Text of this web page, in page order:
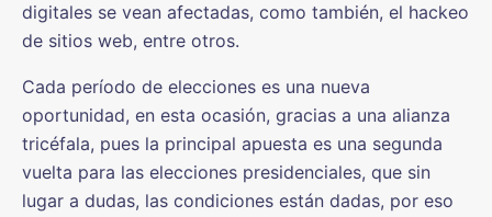
digitales se vean afectadas, como también, el hackeo
de sitios web, entre otros.
Cada período de elecciones es una nueva
oportunidad, en esta ocasión, gracias a una alianza
tricéfala, pues la principal apuesta es una segunda
vuelta para las elecciones presidenciales, que sin
lugar a dudas, las condiciones están dadas, por eso